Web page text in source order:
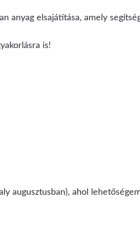
anyag elsajátítása, amely
is!
augusztusban), ahol